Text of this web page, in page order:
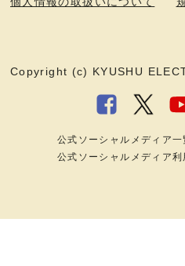
Copyright (c) KYUSHU
公式ソーシャルメディア一
公式ソーシャルメディア利